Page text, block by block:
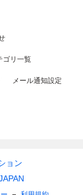
ゴリ一覧
メール通知設定
ョン